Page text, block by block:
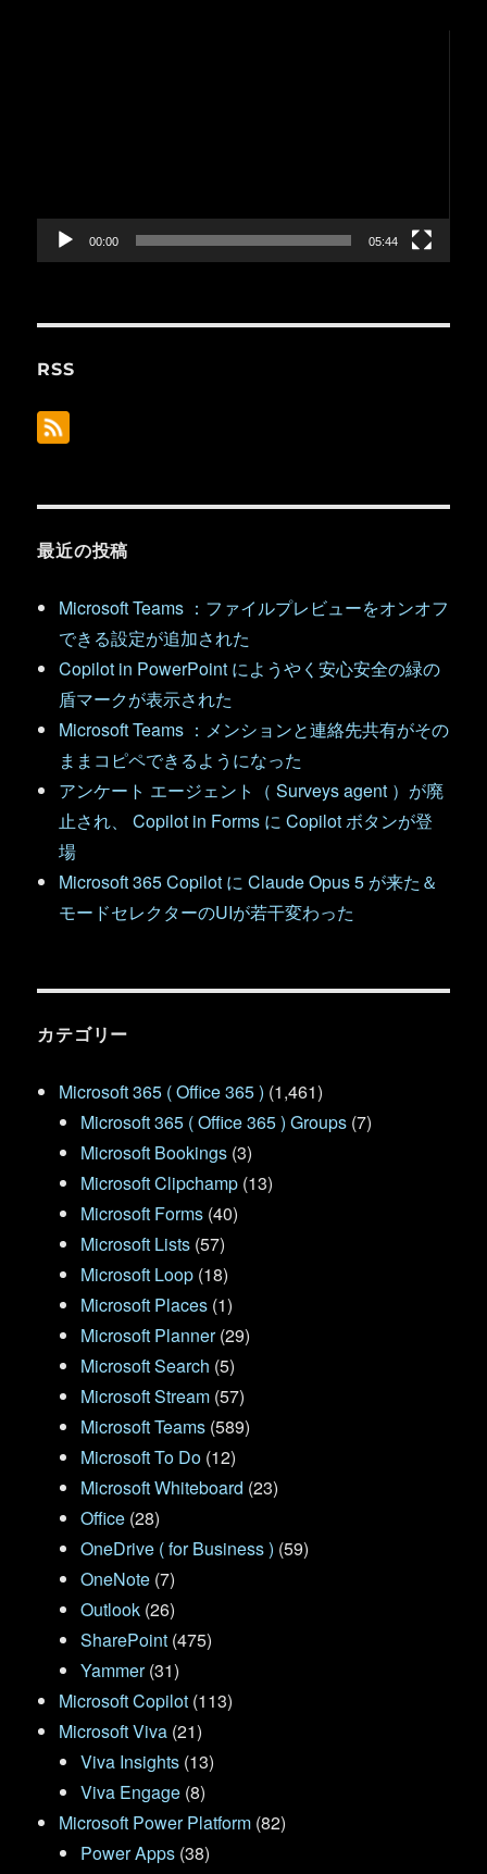
ー
00:00 05:44
RSS
最近の投稿
Microsoft Teams ：ファイルプレビューをオンオフ
できる設定が追加された
Copilot in PowerPoint にようやく安心安全の緑の
盾マークが表示された
Microsoft Teams ：メンションと連絡先共有がその
ままコピペできるようになった
アンケート エージェント（ Surveys agent ）が廃
止され、 Copilot in Forms に Copilot ボタンが登
場
Microsoft 365 Copilot に Claude Opus 5 が来た＆
モードセレクターのUIが若干変わった
カテゴリー
Microsoft 365 ( Office 365 ) (1,461)
Microsoft 365 ( Office 365 ) Groups (7)
Microsoft Bookings (3)
Microsoft Clipchamp (13)
Microsoft Forms (40)
Microsoft Lists (57)
Microsoft Loop (18)
Microsoft Places (1)
Microsoft Planner(29)
Microsoft Search (5)
Microsoft Stream (57)
Microsoft Teams (589)
Microsoft To Do (12)
Microsoft Whiteboard (23)
Office (28)
OneDrive ( for Business ) (59)
OneNote (7)
Outlook (26)
SharePoint (475)
Yammer(31)
Microsoft Copilot (113)
Microsoft Viva (21)
Viva Insights (13)
Viva Engage (8)
Microsoft Power Platform (82)
Power Apps (38)